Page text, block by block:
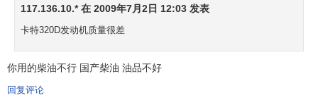
117.136.10.* 在 2009年7月2日 12:03 发表
卡特320D发动机质量很差
你用的柴油不行 国产柴油 油品不好
回复评论